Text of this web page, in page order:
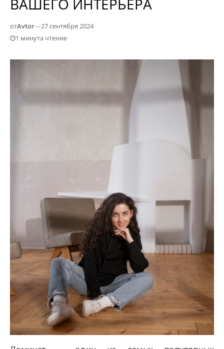
ВАШЕГО ИНТЕРЬЕРА
отAvtor—27 сентября 2024
1 минута чтение